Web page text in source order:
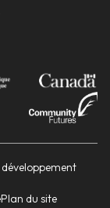
Plan du site